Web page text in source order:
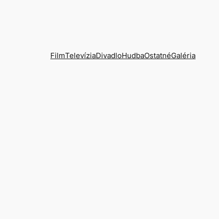
FilmTelevíziaDivadloHudbaOstatnéGaléria